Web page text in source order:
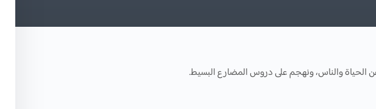
الحياة والناس، ونهجم على دروس المضارع البسيط.